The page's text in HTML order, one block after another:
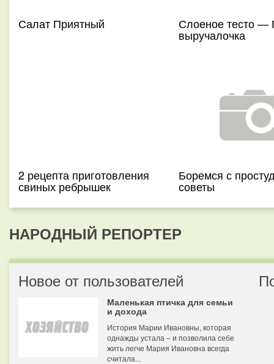
Салат Приятный Слоеное тесто —
выручалочка
2 рецепта приготовления
свиных ребрышек
Боремся с
советы
НАРОДНЫЙ РЕПОРТЕР
Новое от пользователей
Маленькая птичка для семьи
и дохода
История Марии Ивановны, которая
однажды устала – и позволила себе
жить легче Мария Ивановна всегда
считала...